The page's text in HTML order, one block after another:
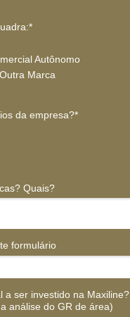
Autônomo
Marca
da empresa?*
Quais?
formulário
a ser investido na Maxiline?
análise do GR de área)